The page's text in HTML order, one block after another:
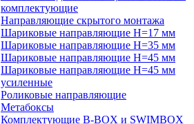
комплектующие
Направляющие скрытого монтажа
Шариковые направляющие H=17 мм
Шариковые направляющие H=35 мм
Шариковые направляющие H=45 мм
Шариковые направляющие H=45 мм
усиленные
Роликовые направляющие
Метабоксы
Комплектующие B-BOX и SWIMBOX